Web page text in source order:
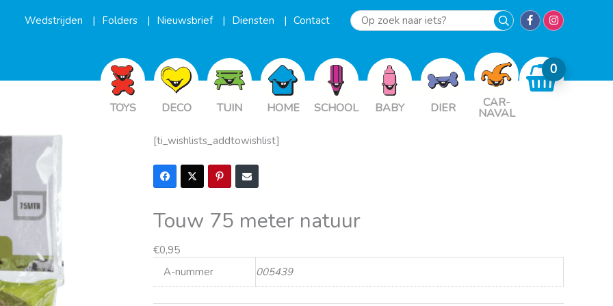
Wedstrijden Folders Nieuwsbrief Diensten Contact
Op
iets?
TOYS DECO TUIN HOME SCHOOL BABY DIER CAR-
NAVAL
[ti_wishlists_addtowishlist]
Touw 75 meter natuur
€0,95
A-nummer
005439